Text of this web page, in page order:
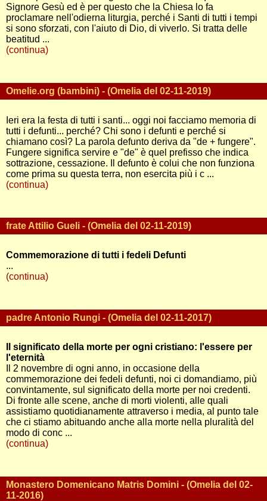
Signore Gesù ed è per questo che la Chiesa lo fa
proclamare nell'odierna liturgia, perché i Santi di tutti i tempi
si sono sforzati, con l'aiuto di Dio, di viverlo. Si tratta delle
beatitud ...
(continua)
Omelie.org (bambini) - (Omelia del 02-11-2019)
Ieri era la festa di tutti i santi... oggi noi facciamo memoria di
tutti i defunti... perché? Chi sono i defunti e perché si
chiamano così? La parola defunto deriva da "de + fungere".
Fungere significa servire e "de" è quel prefisso che indica
sottrazione, cessazione. Il defunto è colui che non funziona
come prima su questa terra, non esercita più i c ...
(continua)
frate Attilio Gueli - (Omelia del 02-11-2019)
Commemorazione di tutti i fedeli Defunti
...
(continua)
padre Antonio Rungi - (Omelia del 02-11-2017)
Il significato della morte per ogni cristiano: l'essere per
l'eternità
Il 2 novembre di ogni anno, in occasione della
commemorazione dei fedeli defunti, noi ci domandiamo, più
convintamente, sul significato della morte per noi credenti.
Di fronte alle scene, anche di morti violenti, alle quali
assistiamo quotidianamente attraverso i media, al punto tale
che ci stiamo abituando anche alla morte nella pluralità del
modo di conc ...
(continua)
Monastero Domenicano Matris Domini - (Omelia del 02-
11-2016)